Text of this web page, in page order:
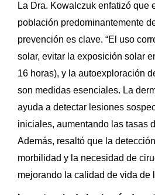
La Dra. Kowalczuk enfatizó que
población predominantemente
prevención es clave. “El uso
solar, evitar la exposición solar
16 horas), y la autoexploración
son medidas esenciales. La
ayuda a detectar lesiones
iniciales, aumentando las tasas
Además, resaltó que la
morbilidad y la necesidad de
mejorando la calidad de vida de